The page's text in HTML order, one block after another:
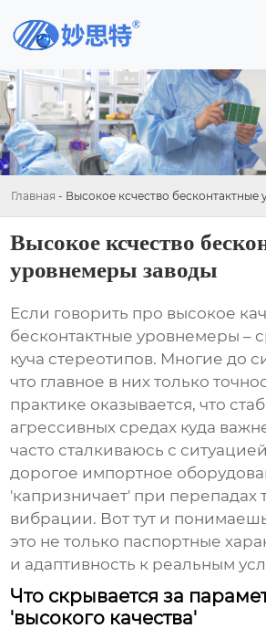
Главная - Высокое ксчество
Высокое ксчество
уровнемеры заводы
Если говорить про высокое
бесконтактные уровнемеры –
куча стереотипов. Многие до
что главное в них только
практике оказывается, что
агрессивных средах куда
часто сталкиваюсь с
дорогое импортное
'капризничает' при перепадах
вибрации. Вот тут и
это не только паспортные
и адаптивность к реальным
Что скрывается за
'высокого качества'